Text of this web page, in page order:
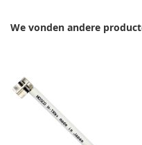
We vonden andere